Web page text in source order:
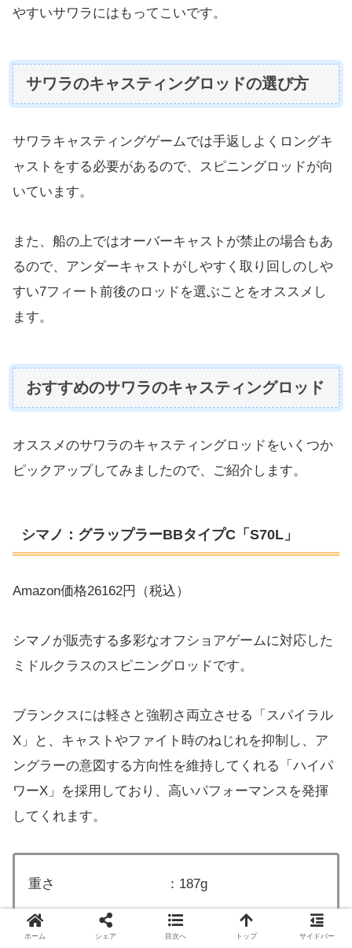
やすいサワラにはもってこいです。
サワラのキャスティングロッドの選び方
サワラキャスティングゲームでは手返しよくロングキ
ャストをする必要があるので、スピニングロッドが向
いています。
また、船の上ではオーバーキャストが禁止の場合もあ
るので、アンダーキャストがしやすく取り回しのしや
すい7フィート前後のロッドを選ぶことをオススメし
ます。
おすすめのサワラのキャスティングロッド
オススメのサワラのキャスティングロッドをいくつか
ピックアップしてみましたので、ご紹介します。
シマノ：グラップラーBBタイプC「S70L」
Amazon価格26162円（税込）
シマノが販売する多彩なオフショアゲームに対応した
ミドルクラスのスピニングロッドです。
ブランクスには軽さと強靭さ両立させる「スパイラル
X」と、キャストやファイト時のねじれを抑制し、ア
ングラーの意図する方向性を維持してくれる「ハイパ
ワーX」を採用しており、高いパフォーマンスを発揮
してくれます。
重さ ：187g
長さ ：2.13m
ホーム シェア 目次へ トップ サイドバー